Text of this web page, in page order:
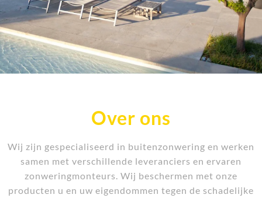
Over ons
Wij zijn gespecialiseerd in buitenzonwering en werken
samen met verschillende leveranciers en ervaren
zonweringmonteurs. Wij beschermen met onze
producten u en uw eigendommen tegen de schadelijke